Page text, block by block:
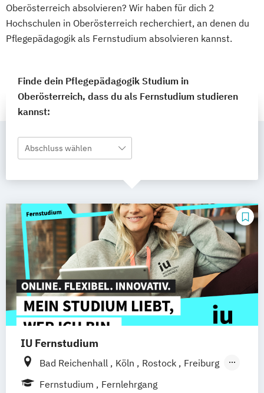
Oberösterreich absolvieren? Wir haben für dich 2
Hochschulen in Oberösterreich recherchiert, an denen du
Pflegepädagogik als Fernstudium absolvieren kannst.
Finde dein Pflegepädagogik Studium in
Oberösterreich, dass du als Fernstudium studieren
kannst:
Abschluss wählen
IU Fernstudium
Bad Reichenhall Köln Rostock
Freiburg
Kiel
Frankfurt am Main
Stuttgart
Fernstudium
Fernlehrgang